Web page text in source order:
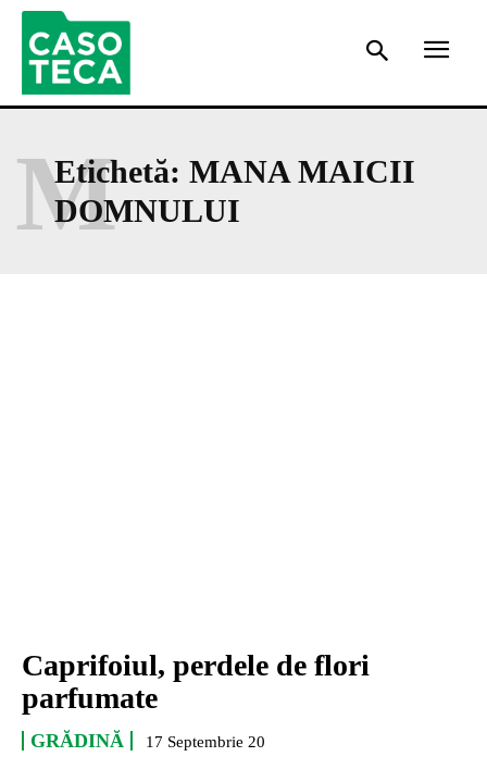
Etichetă: MANA MAICII
DOMNULUI
M
Caprifoiul, perdele de flori
parfumate
GRĂDINĂ 17 Septembrie 20